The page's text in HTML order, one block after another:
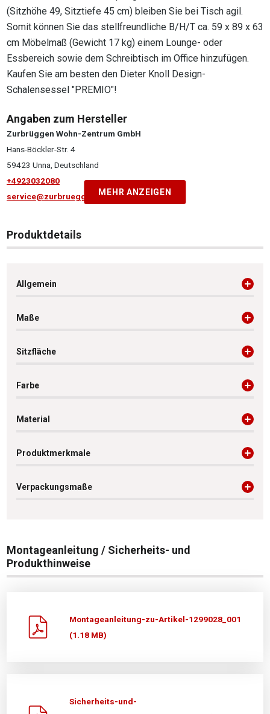
(Sitzhöhe 49, Sitztiefe 45 cm) bleiben Sie bei Tisch agil.
Somit können Sie das stellfreundliche B/H/T ca. 59 x 89 x 63
cm Möbelmaß (Gewicht 17 kg) einem Lounge- oder
Essbereich sowie dem Schreibtisch im Office hinzufügen.
Kaufen Sie am besten den Dieter Knoll Design-
Schalensessel "PREMIO"!
Angaben zum Hersteller
Zurbrüggen Wohn-Zentrum GmbH
Hans-Böckler-Str. 4
59423 Unna, Deutschland
+4923032080
service@zurbrueggen.deMEHR ANZEIGEN
Produktdetails
Allgemein
Maße
Sitzfläche
Farbe
Material
Produktmerkmale
Verpackungsmaße
Montageanleitung / Sicherheits- und
Produkthinweise
Montageanleitung-zu-Artikel-1299028_001
(1.18 MB)
Sicherheits-und-